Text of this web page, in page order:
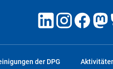
der DPG